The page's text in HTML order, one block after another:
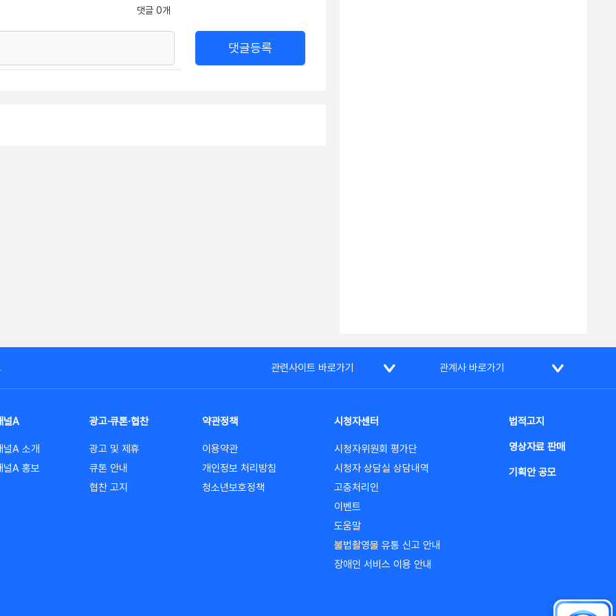
댓글 0개
댓글등록
관련사이트 바로가기 관계사 바로가기
널A
널A 소개
널A 홍보
광고·큐톤·협찬
광고 및 제휴
큐톤 안내
협찬 고지
약관정책
이용약관
개인정보 처리방침
청소년보호정책
시청자센터
시청자위원회 평가단
시청자 상담실 상담내역
고충처리인
이벤트
도움말
불법촬영물 유통 신고 안내
장애인 서비스 이용 안내
법적고지
영상자료 판매
기획안 공모